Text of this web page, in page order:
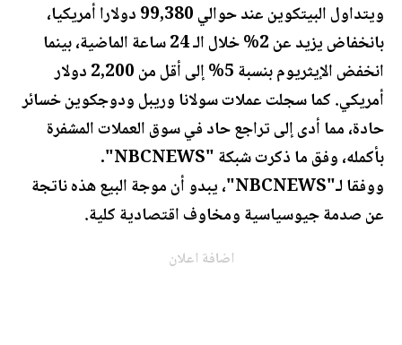
ويتداول البيتكوين عند حوالي 99,380 دولارا أمريكيا،
بانخفاض يزيد عن 2% خلال الـ 24 ساعة الماضية، بينما
انخفض الإيثريوم بنسبة 5% إلى أقل من 2,200 دولار
أمريكي. كما سجلت عملات سولانا وريبل ودوجكوين خسائر
حادة، مما أدى إلى تراجع حاد في سوق العملات المشفرة
بأكمله، وفق ما ذكرت شبكة "NBCNEWS".
ووفقا لـ"NBCNEWS"، يبدو أن موجة البيع هذه ناتجة
عن صدمة جيوسياسية ومخاوف اقتصادية كلية.
اضافة اعلان